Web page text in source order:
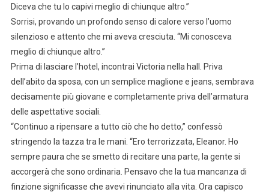
Diceva che tu lo capivi meglio di chiunque altro.”
Sorrisi, provando un profondo senso di calore verso l’uomo
silenzioso e attento che mi aveva cresciuta. “Mi conosceva
meglio di chiunque altro.”
Prima di lasciare l’hotel, incontrai Victoria nella hall. Priva
dell’abito da sposa, con un semplice maglione e jeans, sembrava
decisamente più giovane e completamente priva dell’armatura
delle aspettative sociali.
“Continuo a ripensare a tutto ciò che ho detto,” confessò
stringendo la tazza tra le mani. “Ero terrorizzata, Eleanor. Ho
sempre paura che se smetto di recitare una parte, la gente si
accorgerà che sono ordinaria. Pensavo che la tua mancanza di
finzione significasse che avevi rinunciato alla vita. Ora capisco